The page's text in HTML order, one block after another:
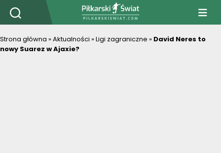
PiłkarskiSwiat.com
Strona główna »Aktualności »Ligi zagraniczne » David Neres to
nowy Suarez w Ajaxie?